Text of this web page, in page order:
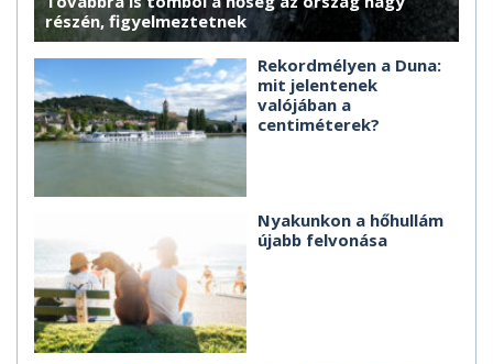
részén, figyelmeztetnek
Rekordmélyen a Duna:
mit jelentenek
valójában a
centiméterek?
Nyakunkon a hőhullám
újabb felvonása